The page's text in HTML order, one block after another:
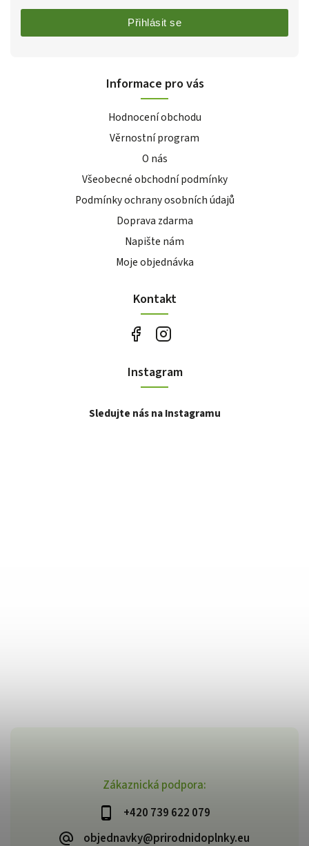
Zákaznická podpora:
+420 739 622 079
objednavky@prirodnidoplnky.eu
Přihlásit se
Informace pro vás
Hodnocení obchodu
Věrnostní program
O nás
Všeobecné obchodní podmínky
Podmínky ochrany osobních údajů
Doprava zdarma
Napište nám
Moje objednávka
Kontakt
Instagram
Sledujte nás na Instagramu